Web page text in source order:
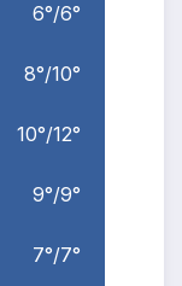
6°/6°
8°/10°
10°/12°
9°/9°
7°/7°